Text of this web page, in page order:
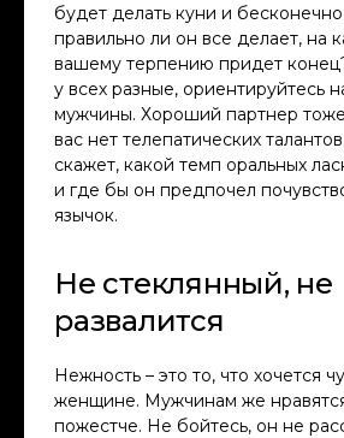
будет делать куни и
правильно ли он все делает, на
вашему терпению придет
у всех разные, ориентируйтесь
мужчины. Хороший партнер тоже
вас нет телепатических
скажет, какой темп оральных
и где бы он предпочел
язычок.
Не стеклянный, не
развалится
Нежность – это то, что хочется
женщине. Мужчинам же
пожестче. Не бойтесь, он не